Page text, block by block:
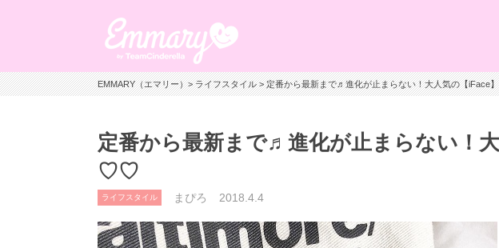
EMMARY（エマリー）>ライフスタイル> 定番から最新まで♬進化が止まらない！大人気の【iFace
定番から最新まで♬進化が止まらない！
♡♡
ライフスタイル まぴろ 2018.4.4